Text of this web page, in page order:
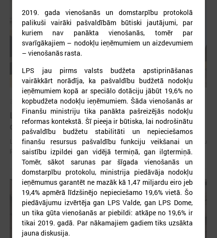
2026. gada 15. jūlijs
LPS: Interaktīvā karte vienkopus parāda plašu un
detalizētu informāciju par skolu tīklu Latvijā
LPS: Interaktīvā karte vienkopus parāda plašu un detalizētu informāciju
par skolu tīklu Latvijā
2019. gada vienošanās un domstarpību protokolā
palikuši vairāki pašvaldībām būtiski jautājumi, par
kuriem nav panākta vienošanās, tomēr par
svarīgākajiem – nodokļu ieņēmumiem un aizdevumiem
– vienošanās rasta.
LPS jau pirms valsts budžeta apstiprināšanas
vairākkārt norādīja, ka pašvaldību budžetā nodokļu
ieņēmumiem kopā ar speciālo dotāciju jābūt 19,6% no
kopbudžeta nodokļu ieņēmumiem. Šāda vienošanās ar
Finanšu ministriju tika panākta pašreizējās nodokļu
reformas kontekstā. Šī pieeja ir būtiska, lai nodrošinātu
pašvaldību budžetu stabilitāti un nepieciešamos
finanšu resursus pašvaldību funkciju veikšanai un
saistību izpildei gan vidējā termiņā, gan ilgtermiņā.
Tomēr, sākot sarunas par šīgada vienošanās un
domstarpību protokolu, ministrija piedāvāja nodokļu
ieņēmumus garantēt ne mazāk kā 1,47 miljardu eiro jeb
19,4% apmērā līdzšinējo nepieciešamo 19,6% vietā. Šo
piedāvājumu izvērtēja gan LPS Valde, gan LPS Dome,
un tika gūta vienošanās ar piebildi: atkāpe no 19,6% ir
tikai 2019. gadā. Par nākamajiem gadiem tiks uzsākta
jauna diskusija.